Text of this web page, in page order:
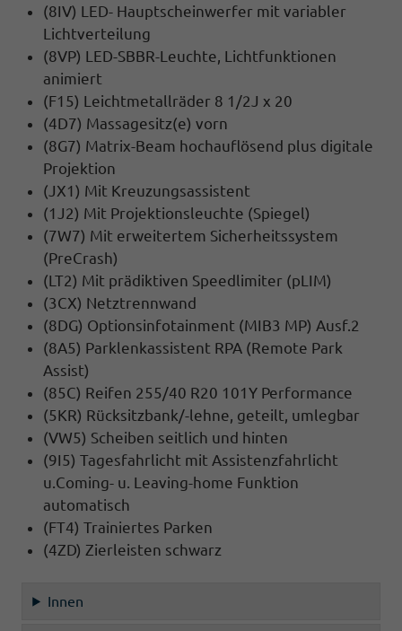
(8IV) LED- Hauptscheinwerfer mit variabler
Lichtverteilung
(8VP) LED-SBBR-Leuchte, Lichtfunktionen
animiert
(F15) Leichtmetallräder 8 1/2J x 20
(4D7) Massagesitz(e) vorn
(8G7) Matrix-Beam hochauflösend plus digitale
Projektion
(JX1) Mit Kreuzungsassistent
(1J2) Mit Projektionsleuchte (Spiegel)
(7W7) Mit erweitertem Sicherheitssystem
(PreCrash)
(LT2) Mit prädiktiven Speedlimiter (pLIM)
(3CX) Netztrennwand
(8DG) Optionsinfotainment (MIB3 MP) Ausf.2
(8A5) Parklenkassistent RPA (Remote Park
Assist)
(85C) Reifen 255/40 R20 101Y Performance
(5KR) Rücksitzbank/-lehne, geteilt, umlegbar
(VW5) Scheiben seitlich und hinten
(9I5) Tagesfahrlicht mit Assistenzfahrlicht
u.Coming- u. Leaving-home Funktion
automatisch
(FT4) Trainiertes Parken
(4ZD) Zierleisten schwarz
Innen